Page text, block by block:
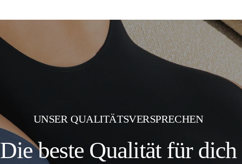
UNSER QUALITÄTSVERSPRECHEN
Die beste Qualität für dich